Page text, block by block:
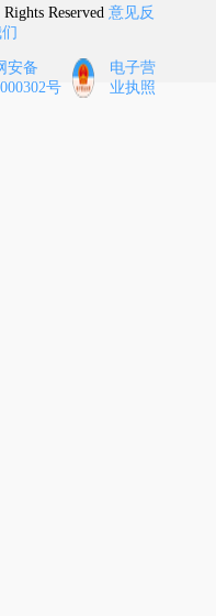
Reserved 意见反
安备
号
电子营
业执照